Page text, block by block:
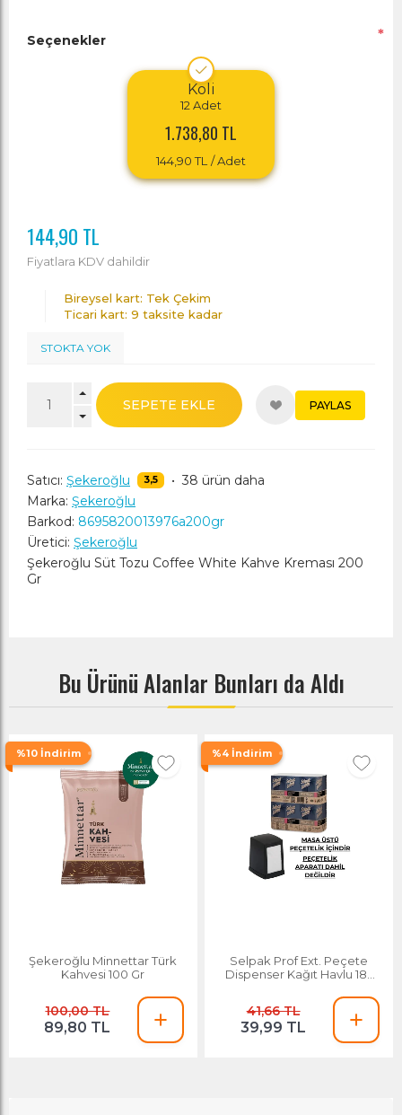
Seçenekler *
Koli
12 Adet
1.738,80 TL
144,90 TL / Adet
144,90 TL
Fiyatlara KDV dahildir
Bireysel kart: Tek Çekim
Ticari kart: 9 taksite kadar
STOKTA YOK
SEPETE EKLE PAYLAS
Satıcı: Şekeroğlu 3,5 • 38 ürün daha
Marka: Şekeroğlu
Barkod: 8695820013976a200gr
Üretici: Şekeroğlu
Şekeroğlu Süt Tozu Coffee White Kahve Kreması 200
Gr
Bu Ürünü Alanlar Bunları da Aldı
%10 İndirim
Şekeroğlu Minnettar Türk
Kahvesi 100 Gr
100,00 TL
89,80 TL
%4 İndirim
Selpak Prof Ext. Peçete
Dispenser Kağıt Havlu 18x
41,66 TL
39,99 TL